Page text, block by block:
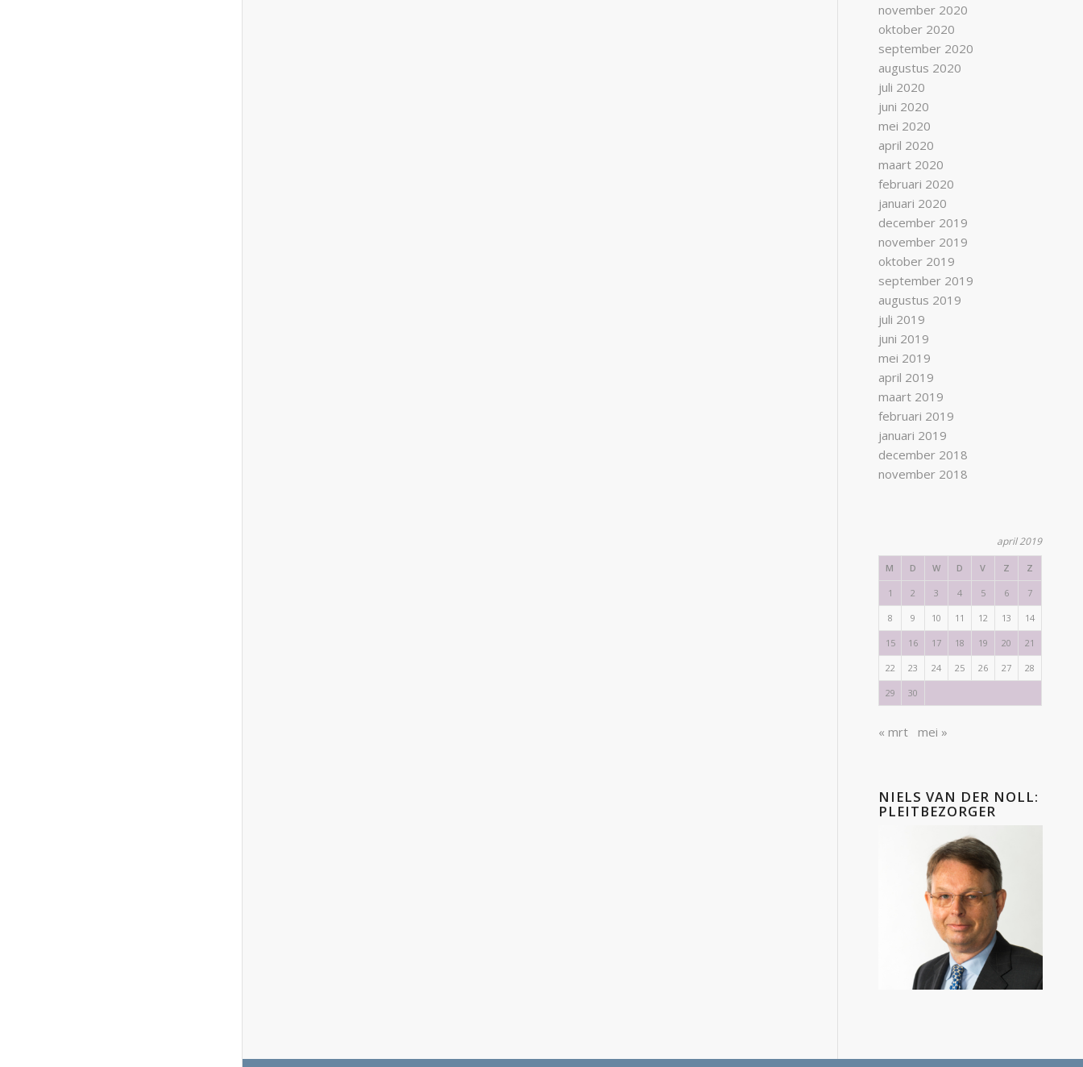
november 2020
oktober 2020
september 2020
augustus 2020
juli 2020
juni 2020
mei 2020
april 2020
maart 2020
februari 2020
januari 2020
december 2019
november 2019
oktober 2019
september 2019
augustus 2019
juli 2019
juni 2019
mei 2019
april 2019
maart 2019
februari 2019
januari 2019
december 2018
november 2018
april 2019
M D W D V Z Z
1 2 3 4 5 6 7
8 9 10 11 12 13 14
15 16 17 18 19 20 21
22 23 24 25 26 27 28
29 30
« mrt mei »
NIELS VAN DER NOLL:
PLEITBEZORGER